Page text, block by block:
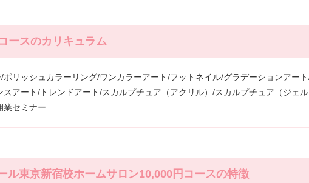
ースのカリキュラム
リッシュカラーリング/ワンカラーアート/フットネイル/グラデーションアー
スアート/トレンドアート/スカルプチュア（アクリル）/スカルプチュア（ジェ
業セミナー
ル東京新宿校ホームサロン10,000円コースの特徴